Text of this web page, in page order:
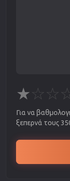
★☆☆
Για να
ξεπερνά τους